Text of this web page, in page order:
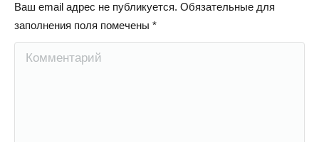
Ваш email адрес не публикуется. Обязательные для
заполнения поля помечены *
Комментарий